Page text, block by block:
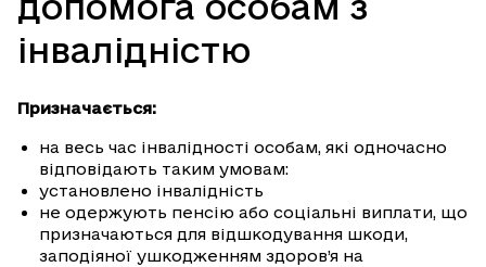
інвалідністю
Призначається:
на весь час інвалідності особам, які одночасно
відповідають таким умовам:
установлено інвалідність
не одержують пенсію або соціальні виплати, що
призначаються для відшкодування шкоди,
заподіяної ушкодженням здоров’я на